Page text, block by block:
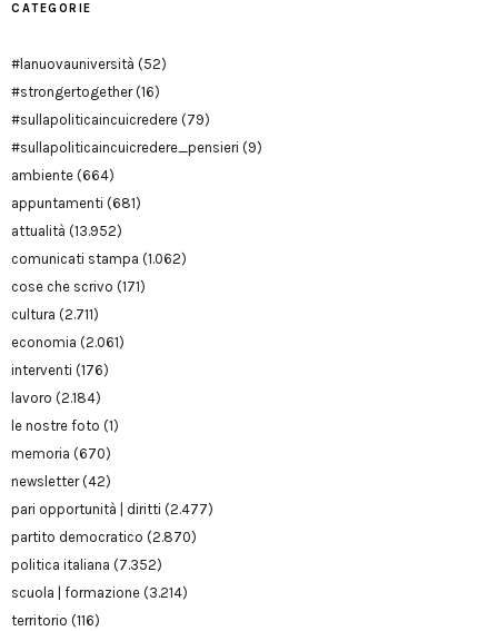
CATEGORIE
#lanuovauniversità (52)
#strongertogether(16)
#sullapoliticaincuicredere (79)
#sullapoliticaincuicredere_pensieri (9)
ambiente (664)
appuntamenti (681)
attualità (13.952)
comunicati stampa (1.062)
cose che scrivo (171)
cultura (2.711)
economia (2.061)
interventi (176)
lavoro (2.184)
le nostre foto (1)
memoria (670)
newsletter(42)
pari opportunità | diritti (2.477)
partito democratico (2.870)
politica italiana (7.352)
scuola | formazione (3.214)
territorio (116)